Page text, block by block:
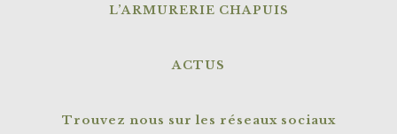
L’ARMURERIE CHAPUIS
ACTUS
Trouvez nous sur les réseaux sociaux